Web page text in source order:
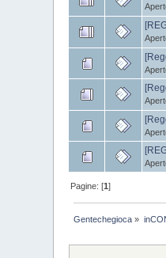
Pagine: [1]
Gentechegioca »